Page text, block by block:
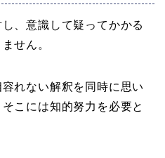
、意識して疑ってかかる
せん。
れない解釈を同時に思い
こには知的努力を必要と